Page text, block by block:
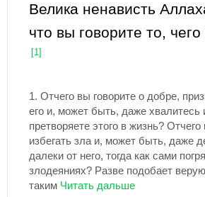
Велика ненависть
что вы говорите то,
[1]
1. Отчего вы говорите о добре,
его и, может быть, даже хвалитесь
претворяете этого в жизнь?
избегать зла и, может быть, даже
далеки от него, тогда как сами
злодеяниях? Разве подобает
таким